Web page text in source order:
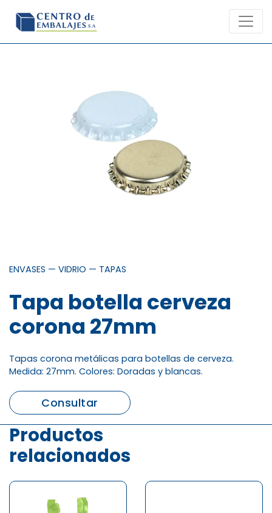
content
ENVASES — VIDRIO — TAPAS
Tapa botella cerveza
corona 27mm
Tapas corona metálicas para botellas de cerveza.
Medida: 27mm. Colores: Doradas y blancas.
Consultar
Productos
relacionados